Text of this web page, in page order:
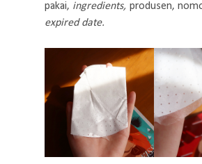
pakai, ingredients, produsen,
expired date.